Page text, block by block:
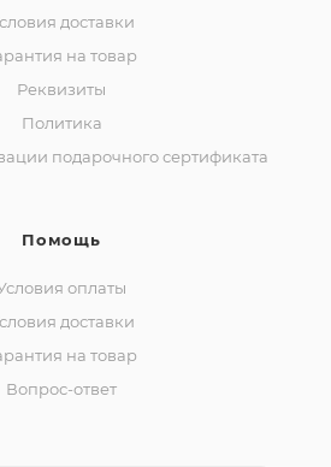
доставки
на товар
Реквизиты
Политика
подарочного сертификата
Помощь
оплаты
доставки
на товар
Вопрос-ответ